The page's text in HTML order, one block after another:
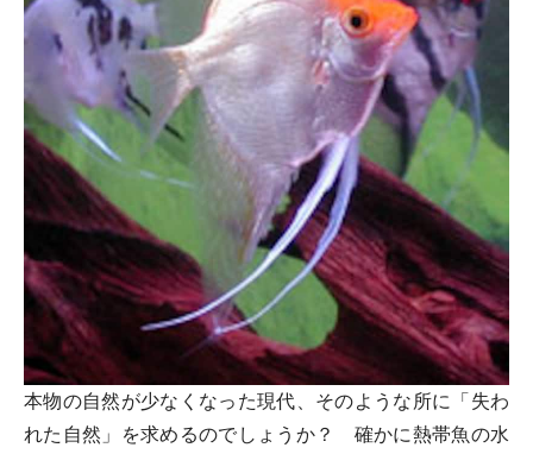
本物の自然が少なくなった現代、そのような所に「失わ
れた自然」を求めるのでしょうか？ 確かに熱帯魚の水